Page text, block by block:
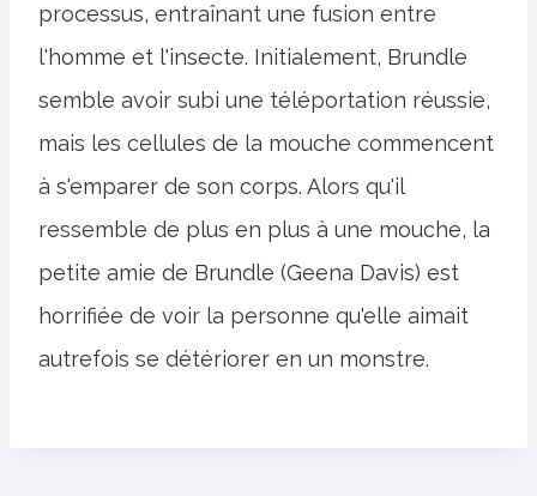
processus, entraînant une fusion entre
l'homme et l'insecte. Initialement, Brundle
semble avoir subi une téléportation réussie,
mais les cellules de la mouche commencent
à s'emparer de son corps. Alors qu'il
ressemble de plus en plus à une mouche, la
petite amie de Brundle (Geena Davis) est
horrifiée de voir la personne qu'elle aimait
autrefois se détériorer en un monstre.